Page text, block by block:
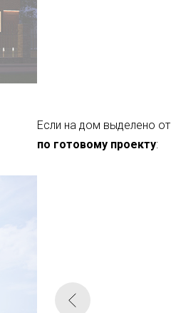
Если на дом выделено от
по готовому проекту: